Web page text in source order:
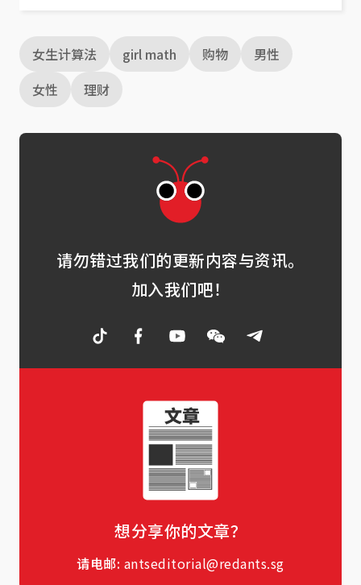
女生计算法 girl math 购物
男性
女性
理财
请勿错过我们的更新内容与资讯。
加入我们吧！
想分享你的文章？
请电邮: antseditorial@redants.sg